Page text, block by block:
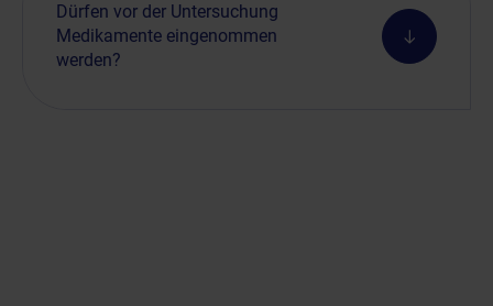
Dürfen vor der Untersuchung
Medikamente eingenommen
werden?